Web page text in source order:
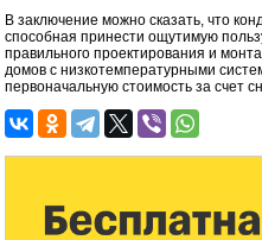
В заключение можно сказать, что
способная принести ощутимую
правильного проектирования и
домов с низкотемпературными
первоначальную стоимость за счет